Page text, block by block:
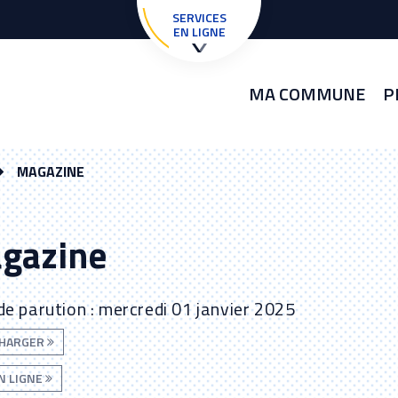
SERVICES
EN LIGNE
MA COMMUNE
MAGAZINE
parution : mercredi 01 janvier 2025
LIGNE